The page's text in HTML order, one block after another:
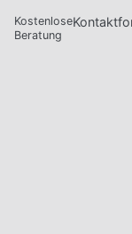
Kostenlose
Beratung